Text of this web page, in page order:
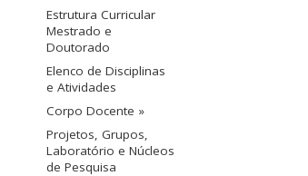
Estrutura Curricular
Mestrado e
Doutorado
Elenco de Disciplinas
e Atividades
Corpo Docente »
Projetos, Grupos,
Laboratório e Núcleos
de Pesquisa